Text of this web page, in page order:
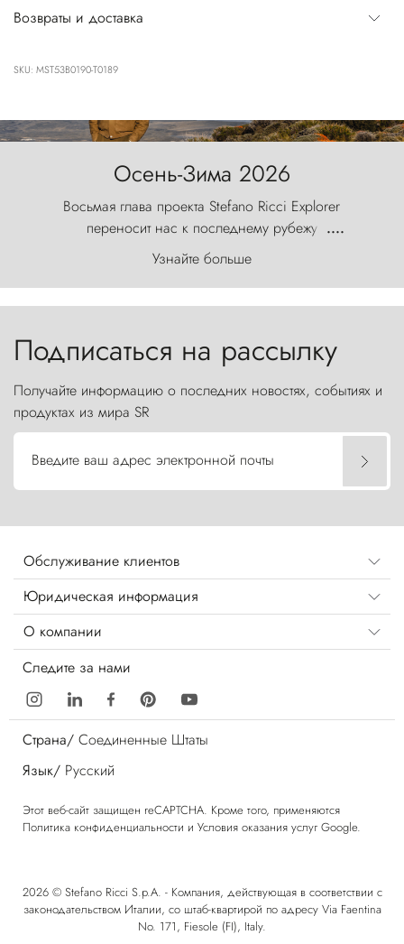
Возвраты и доставка
SKU: MST53B0190-T0189
Осень-Зима 2026
Восьмая глава проекта Stefano Ricci Explorer
переносит нас к последнему рубежу
первозданного мира, где ветер с
первобытной яростью ваяет ландшафт, а пики
Торрес-дель-Пайне, словно каменные стражи,
....
Узнайте больше
Подписаться на рассылку
Получайте информацию о последних новостях, событиях и
продуктах из мира SR
Введите ваш адрес электронной почты
Обслуживание клиентов
Юридическая информация
О компании
Следите за нами
Страна/ Соединенные Штаты
Язык/ Русский
Этот веб-сайт защищен reCAPTCHA. Кроме того, применяются
Политика конфиденциальности и Условия оказания услуг Google.
2026 © Stefano Ricci S.p.A. - Компания, действующая в соответствии с
законодательством Италии, со штаб-квартирой по адресу Via Faentina
No. 171, Fiesole (FI), Italy.